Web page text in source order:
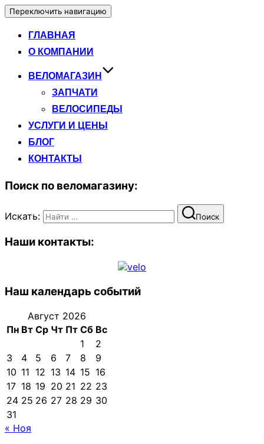
Переключить навигацию
ГЛАВНАЯ
О КОМПАНИИ
ВЕЛОМАГАЗИН
ЗАПЧАТИ
ВЕЛОСИПЕДЫ
УСЛУГИ И ЦЕНЫ
БЛОГ
КОНТАКТЫ
Поиск по веломагазину:
Искать: Поиск
Наши контакты:
Наш календарь событий
Август 2026
Пн Вт Ср Чт Пт Сб Вс
1
2
3
4 5 6 7 8
9
10 11 12 13 14 15 16
17 18 19 20 21 22 23
24 25 26 27 28 29 30
31
« Ноя